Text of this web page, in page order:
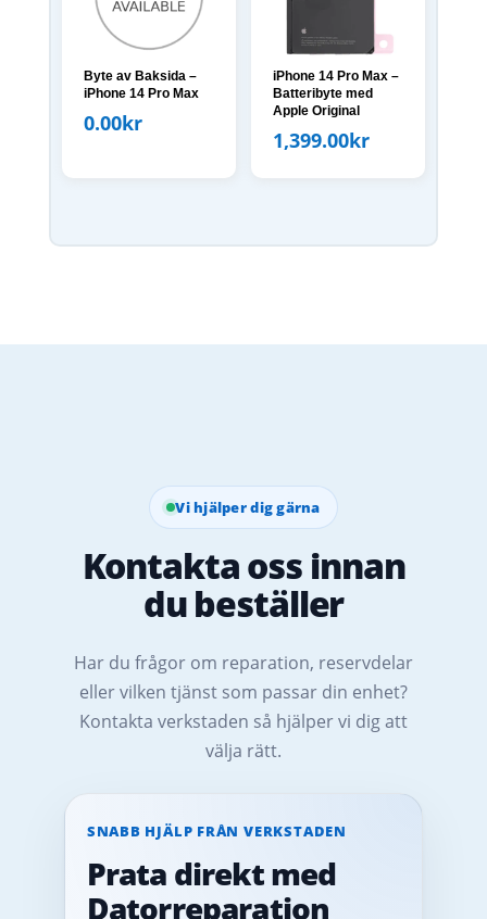
Byte av Baksida –
iPhone 14 Pro Max
0.00kr
iPhone 14 Pro Max –
Batteribyte med
Apple Original
1,399.00kr
Vi hjälper dig gärna
Kontakta oss innan
du beställer
Har du frågor om reparation, reservdelar
eller vilken tjänst som passar din enhet?
Kontakta verkstaden så hjälper vi dig att
välja rätt.
SNABB HJÄLP FRÅN VERKSTADEN
Prata direkt med
Datorreparation